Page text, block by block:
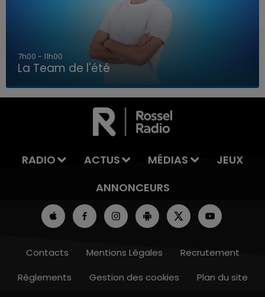
LA TEAM DE L'ÉTÉ
7h00 - 11h00
La Team de l'été
RADIO ACTUS MÉDIAS
JEUX
ANNONCEURS
Contacts Mentions Légales
Recrutement
Règlements
Gestion des cookies Plan du site